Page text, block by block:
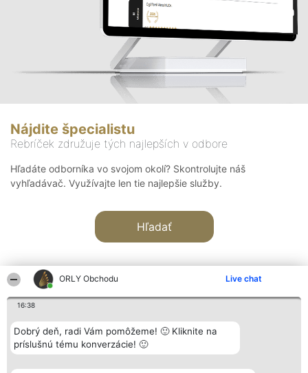
ORLY Obchodu Live chat
16:38
Dobrý deň, radi Vám pomôžeme! 🙂 Kliknite na
príslušnú tému konverzácie! 🙂
Nájdite špecialistu
Rebríček združuje tých najlepších v odbore
Hľadáte odborníka vo svojom okolí? Skontrolujte náš
vyhľadávač. Využívajte len tie najlepšie služby.
Hľadať
Organizátor hodnotenia
Bright Side Solutions sp. z o.
o. sp. k.
Wrocław 50-079
Hodnotenie
Laureáti
Lista
Laureatów
Kontakt
Kontakt